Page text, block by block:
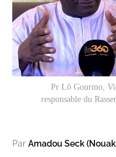
Pr Lô Gourmo,
responsable du
Par Amadou Seck